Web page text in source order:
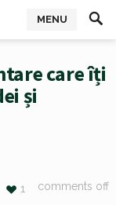
MENU
care îți
și
comments off
1